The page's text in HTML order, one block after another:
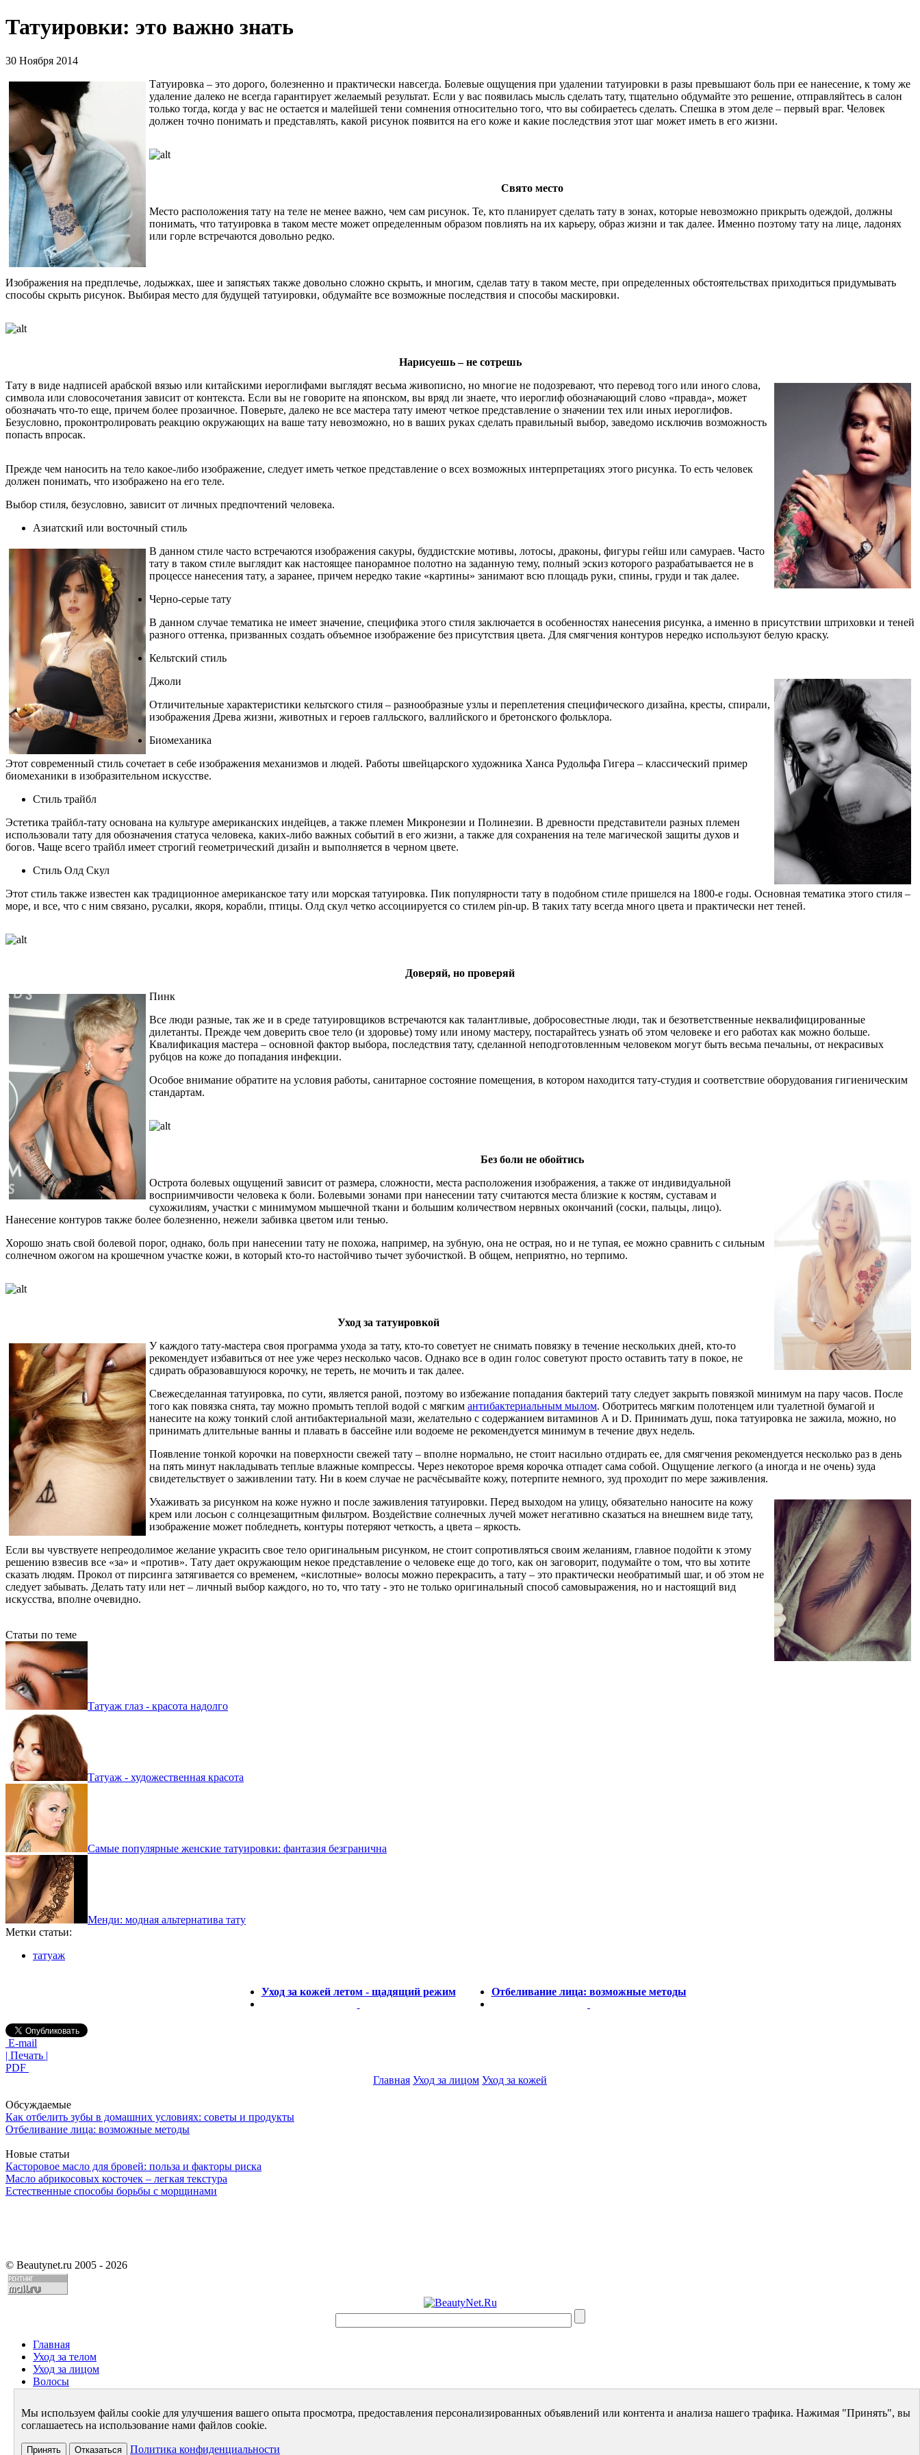
Татуировки: это важно знать
30 Ноября 2014
Татуировка – это дорого, болезненно и практически навсегда. Болевые ощущения при удалении татуировки в разы превышают боль при ее нанесение, к тому же
удаление далеко не всегда гарантирует желаемый результат. Если у вас появилась мысль сделать тату, тщательно обдумайте это решение, отправляйтесь в салон
только тогда, когда у вас не остается и малейшей тени сомнения относительно того, что вы собираетесь сделать. Спешка в этом деле – первый враг. Человек
должен точно понимать и представлять, какой рисунок появится на его коже и какие последствия этот шаг может иметь в его жизни.
Свято место
Место расположения тату на теле не менее важно, чем сам рисунок. Те, кто планирует сделать тату в зонах, которые невозможно прикрыть одеждой, должны
понимать, что татуировка в таком месте может определенным образом повлиять на их карьеру, образ жизни и так далее. Именно поэтому тату на лице, ладонях
или горле встречаются довольно редко.
Изображения на предплечье, лодыжках, шее и запястьях также довольно сложно скрыть, и многим, сделав тату в таком месте, при определенных обстоятельствах приходиться придумывать
способы скрыть рисунок. Выбирая место для будущей татуировки, обдумайте все возможные последствия и способы маскировки.
Нарисуешь – не сотрешь
Тату в виде надписей арабской вязью или китайскими иероглифами выглядят весьма живописно, но многие не подозревают, что перевод того или иного слова,
символа или словосочетания зависит от контекста. Если вы не говорите на японском, вы вряд ли знаете, что иероглиф обозначающий слово «правда», может
обозначать что-то еще, причем более прозаичное. Поверьте, далеко не все мастера тату имеют четкое представление о значении тех или иных иероглифов.
Безусловно, проконтролировать реакцию окружающих на ваше тату невозможно, но в ваших руках сделать правильный выбор, заведомо исключив возможность
попасть впросак.
Прежде чем наносить на тело какое-либо изображение, следует иметь четкое представление о всех возможных интерпретациях этого рисунка. То есть человек
должен понимать, что изображено на его теле.
Выбор стиля, безусловно, зависит от личных предпочтений человека.
Азиатский или восточный стиль
В данном стиле часто встречаются изображения сакуры, буддистские мотивы, лотосы, драконы, фигуры гейш или самураев. Часто
тату в таком стиле выглядит как настоящее панорамное полотно на заданную тему, полный эскиз которого разрабатывается не в
процессе нанесения тату, а заранее, причем нередко такие «картины» занимают всю площадь руки, спины, груди и так далее.
Черно-серые тату
В данном случае тематика не имеет значение, специфика этого стиля заключается в особенностях нанесения рисунка, а именно в присутствии штриховки и теней
разного оттенка, призванных создать объемное изображение без присутствия цвета. Для смягчения контуров нередко используют белую краску.
Кельтский стиль
Джоли
Отличительные характеристики кельтского стиля – разнообразные узлы и переплетения специфического дизайна, кресты, спирали,
изображения Древа жизни, животных и героев галльского, валлийского и бретонского фольклора.
Биомеханика
Этот современный стиль сочетает в себе изображения механизмов и людей. Работы швейцарского художника Ханса Рудольфа Гигера – классический пример
биомеханики в изобразительном искусстве.
Стиль трайбл
Эстетика трайбл-тату основана на культуре американских индейцев, а также племен Микронезии и Полинезии. В древности представители разных племен
использовали тату для обозначения статуса человека, каких-либо важных событий в его жизни, а также для сохранения на теле магической защиты духов и
богов. Чаще всего трайбл имеет строгий геометрический дизайн и выполняется в черном цвете.
Стиль Олд Скул
Этот стиль также известен как традиционное американское тату или морская татуировка. Пик популярности тату в подобном стиле пришелся на 1800-е годы. Основная тематика этого стиля –
море, и все, что с ним связано, русалки, якоря, корабли, птицы. Олд скул четко ассоциируется со стилем pin-up. В таких тату всегда много цвета и практически нет теней.
Доверяй, но проверяй
Пинк
Все люди разные, так же и в среде татуировщиков встречаются как талантливые, добросовестные люди, так и безответственные неквалифицированные
дилетанты. Прежде чем доверить свое тело (и здоровье) тому или иному мастеру, постарайтесь узнать об этом человеке и его работах как можно больше.
Квалификация мастера – основной фактор выбора, последствия тату, сделанной неподготовленным человеком могут быть весьма печальны, от некрасивых
рубцов на коже до попадания инфекции.
Особое внимание обратите на условия работы, санитарное состояние помещения, в котором находится тату-студия и соответствие оборудования гигиеническим
стандартам.
Без боли не обойтись
Острота болевых ощущений зависит от размера, сложности, места расположения изображения, а также от индивидуальной
восприимчивости человека к боли. Болевыми зонами при нанесении тату считаются места близкие к костям, суставам и
сухожилиям, участки с минимумом мышечной ткани и большим количеством нервных окончаний (соски, пальцы, лицо).
Нанесение контуров также более болезненно, нежели забивка цветом или тенью.
Хорошо знать свой болевой порог, однако, боль при нанесении тату не похожа, например, на зубную, она не острая, но и не тупая, ее можно сравнить с сильным
солнечном ожогом на крошечном участке кожи, в который кто-то настойчиво тычет зубочисткой. В общем, неприятно, но терпимо.
Уход за татуировкой
У каждого тату-мастера своя программа ухода за тату, кто-то советует не снимать повязку в течение нескольких дней, кто-то
рекомендует избавиться от нее уже через несколько часов. Однако все в один голос советуют просто оставить тату в покое, не
сдирать образовавшуюся корочку, не тереть, не мочить и так далее.
Свежесделанная татуировка, по сути, является раной, поэтому во избежание попадания бактерий тату следует закрыть повязкой минимум на пару часов. После
того как повязка снята, тау можно промыть теплой водой с мягким антибактериальным мылом. Оботритесь мягким полотенцем или туалетной бумагой и
нанесите на кожу тонкий слой антибактериальной мази, желательно с содержанием витаминов А и D. Принимать душ, пока татуировка не зажила, можно, но
принимать длительные ванны и плавать в бассейне или водоеме не рекомендуется минимум в течение двух недель.
Появление тонкой корочки на поверхности свежей тату – вполне нормально, не стоит насильно отдирать ее, для смягчения рекомендуется несколько раз в день
на пять минут накладывать теплые влажные компрессы. Через некоторое время корочка отпадет сама собой. Ощущение легкого (а иногда и не очень) зуда
свидетельствует о заживлении тату. Ни в коем случае не расчёсывайте кожу, потерпите немного, зуд проходит по мере заживления.
Ухаживать за рисунком на коже нужно и после заживления татуировки. Перед выходом на улицу, обязательно наносите на кожу
крем или лосьон с солнцезащитным фильтром. Воздействие солнечных лучей может негативно сказаться на внешнем виде тату,
изображение может побледнеть, контуры потеряют четкость, а цвета – яркость.
Если вы чувствуете непреодолимое желание украсить свое тело оригинальным рисунком, не стоит сопротивляться своим желаниям, главное подойти к этому
решению взвесив все «за» и «против». Тату дает окружающим некое представление о человеке еще до того, как он заговорит, подумайте о том, что вы хотите
сказать людям. Прокол от пирсинга затягивается со временем, «кислотные» волосы можно перекрасить, а тату – это практически необратимый шаг, и об этом не
следует забывать. Делать тату или нет – личный выбор каждого, но то, что тату - это не только оригинальный способ самовыражения, но и настоящий вид
искусства, вполне очевидно.
Статьи по теме
Татуаж глаз - красота надолго
Татуаж - художественная красота
Самые популярные женские татуировки: фантазия безгранична
Менди: модная альтернатива тату
Метки статьи:
татуаж
Уход за кожей летом - щадящий режим Отбеливание лица: возможные методы
E-mail
| Печать |
PDF
Главная Уход за лицом Уход за кожей
Обсуждаемые
Как отбелить зубы в домашних условиях: советы и продукты
Отбеливание лица: возможные методы
Новые статьи
Касторовое масло для бровей: польза и факторы риска
Масло абрикосовых косточек – легкая текстура
Естественные способы борьбы с морщинами
© Beautynet.ru 2005 - 2026
Главная
Уход за телом
Уход за лицом
Волосы
Диета
Стиль и имидж
Архив
Мы используем файлы cookie для улучшения вашего опыта просмотра, предоставления персонализированных объявлений или контента и анализа нашего трафика. Нажимая "Принять", вы
соглашаетесь на использование нами файлов cookie.
Принять Отказаться Политика конфиденциальности